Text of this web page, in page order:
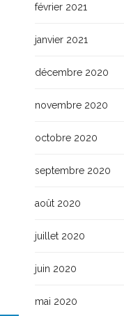
février 2021
janvier 2021
décembre 2020
novembre 2020
octobre 2020
septembre 2020
août 2020
juillet 2020
juin 2020
mai 2020